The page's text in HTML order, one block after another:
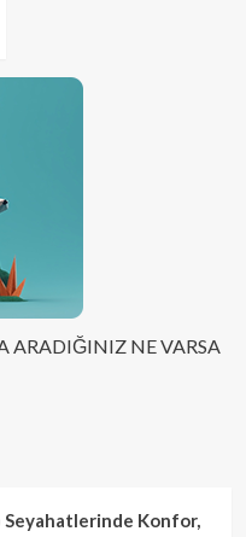
ARADIĞINIZ NE VARSA
Konfor,